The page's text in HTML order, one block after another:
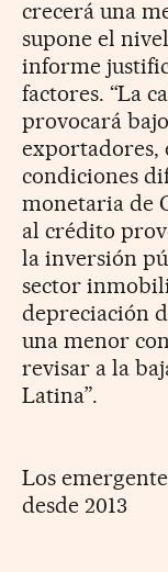
crecerá una
supone el
informe
factores. “La
provocará
exportadores,
condiciones
monetaria de
al crédito
la inversión
sector
depreciación
una menor
revisar a la
Latina”.
Los
desde 2013